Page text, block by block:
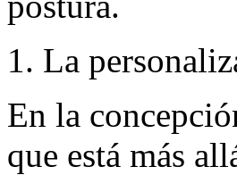
1. La
En la
que está más